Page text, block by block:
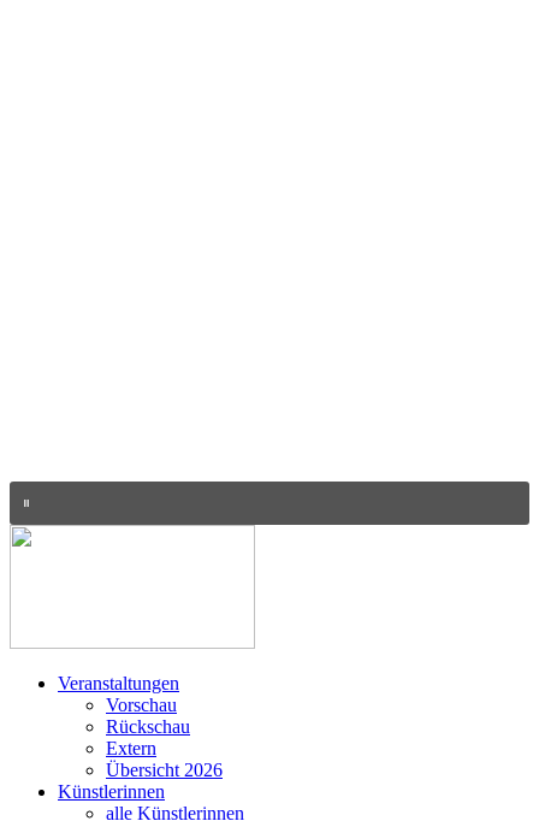
Veranstaltungen
Vorschau
Rückschau
Extern
Übersicht 2026
Künstlerinnen
alle Künstlerinnen